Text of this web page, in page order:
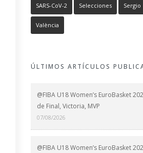
SARS-CoV-2 Selecciones Sergio
València
ÚLTIMOS ARTÍCULOS
@FIBA U18 Women’s EuroBasket
de Final, Victoria, MVP
07/08/2026
@FIBA U18 Women’s EuroBasket